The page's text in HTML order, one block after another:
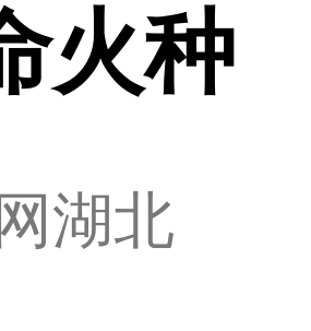
火种
湖北